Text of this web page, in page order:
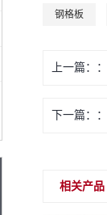
钢格板
上一篇：
下一篇：
相关产品